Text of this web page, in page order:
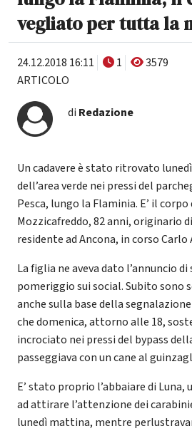
vegliato per tutta la
24.12.2018 16:11 1
3579
ARTICOLO
di Redazione
Un cadavere è stato ritrovato
dell’area verde nei pressi del
Pesca, lungo la Flaminia. E’ il corpo
Mozzicafreddo, 82 anni, originario
residente ad Ancona, in corso
La figlia ne aveva dato l’annuncio
pomeriggio sui social. Subito sono
anche sulla base della
che domenica, attorno alle 18,
incrociato nei pressi del bypass
passeggiava con un cane al
E’ stato proprio l’abbaiare di
ad attirare l’attenzione dei
lunedì mattina, mentre